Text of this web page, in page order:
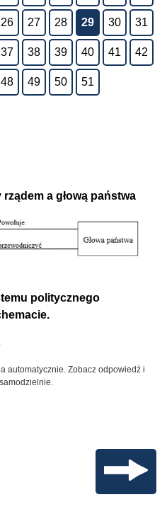
26 27 28 29 30 31
37 38 39 40 41 42
48 49 50 51
a głową państwa
politycznego
automatycznie. Zobacz odpowiedź i